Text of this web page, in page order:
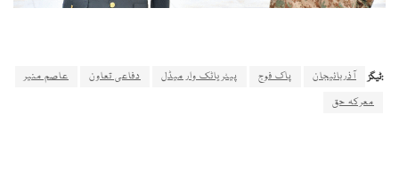
ٹیگز: آذربائیجان پاک فوج پیٹریاٹک وار میڈل دفاعی تعاون
عاصم منیر
معرکہ حق